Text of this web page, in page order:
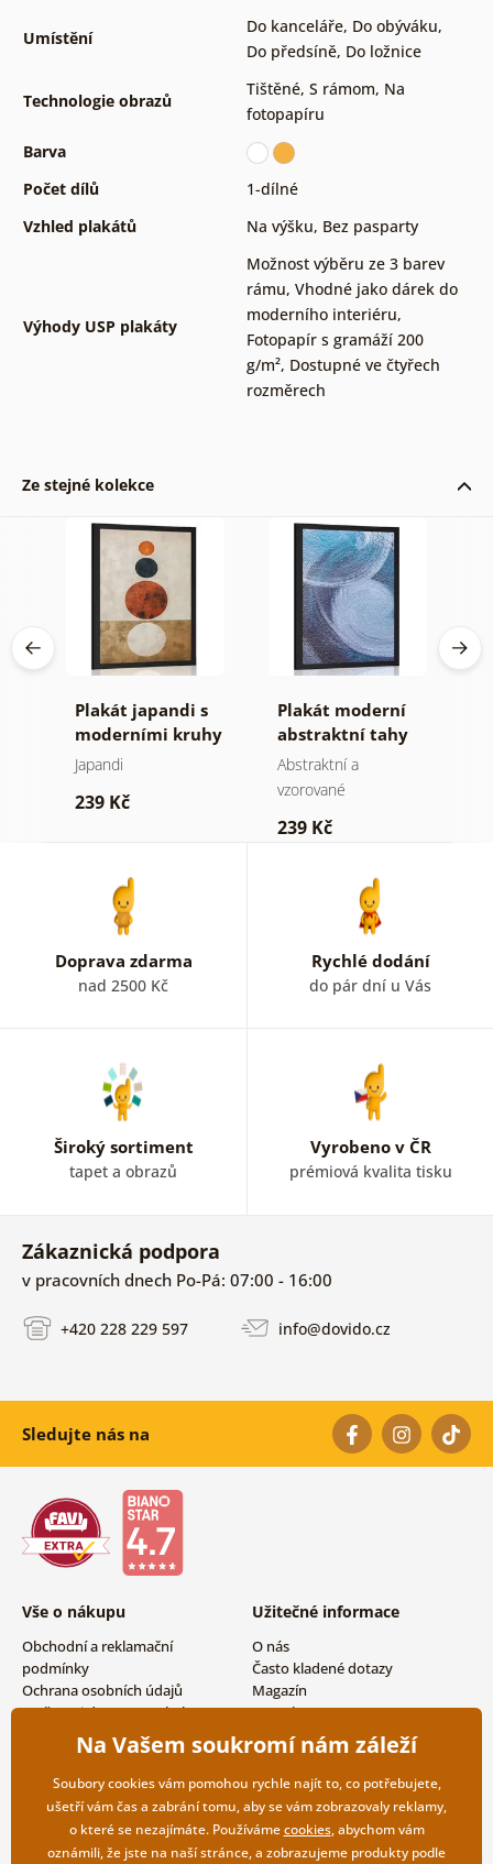
Umístění
Do kanceláře, Do obýváku,
Do předsíně, Do ložnice
Technologie obrazů
Tištěné, S rámom, Na
fotopapíru
Barva
Počet dílů
1-dílné
Vzhled plakátů
Na výšku, Bez pasparty
Výhody USP plakáty
Možnost výběru ze 3 barev
rámu, Vhodné jako dárek do
moderního interiéru,
Fotopapír s gramáží 200
g/m², Dostupné ve čtyřech
rozměrech
Ze stejné kolekce
Plakát japandi s
moderními kruhy
Japandi
239 Kč
Plakát moderní
abstraktní tahy
Abstraktní a
vzorované
239 Kč
Doprava zdarma
nad 2500 Kč
Rychlé dodání
do pár dní u Vás
Široký sortiment
tapet a obrazů
Vyrobeno v ČR
prémiová kvalita tisku
Zákaznická podpora
v pracovních dnech Po-Pá: 07:00 - 16:00
+420 228 229 597 info@dovido.cz
Sledujte nás na
Vše o nákupu
Obchodní a reklamační
podmínky
Ochrana osobních údajů
Možnosti dopravy a platby
Vrácení zboží
Užitečné informace
O nás
Často kladené dotazy
Magazín
Kontakty
Velkoobchodní spolupráce
Na Vašem soukromí nám záleží
Soubory cookies vám pomohou rychle najít to, co potřebujete,
ušetří vám čas a zabrání tomu, aby se vám zobrazovaly reklamy,
o které se nezajímáte. Používámecookies, abychom vám
oznámili, že jste na naší stránce, a zobrazujeme produkty podle